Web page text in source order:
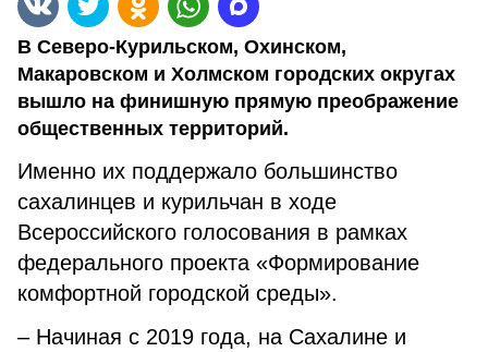
В Северо-Курильском, Охинском,
Макаровском и Холмском городских округах
вышло на финишную прямую преображение
общественных территорий.
Именно их поддержало большинство
сахалинцев и курильчан в ходе
Всероссийского голосования в рамках
федерального проекта «Формирование
комфортной городской среды».
– Начиная с 2019 года, на Сахалине и